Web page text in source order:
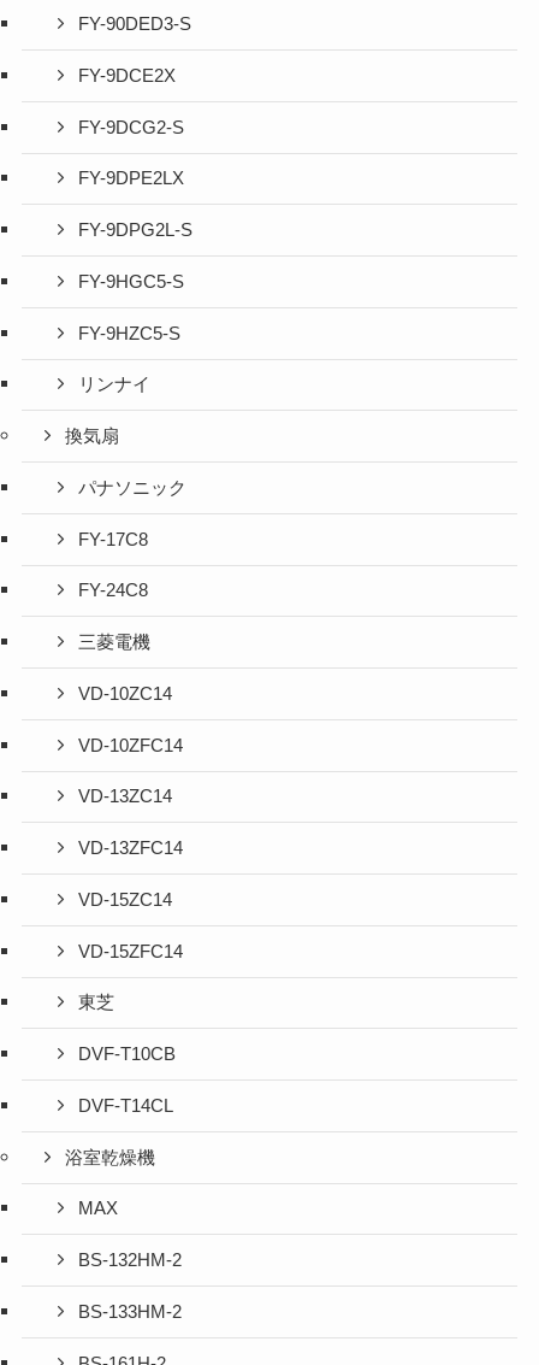
FY-90DED3-S
FY-9DCE2X
FY-9DCG2-S
FY-9DPE2LX
FY-9DPG2L-S
FY-9HGC5-S
FY-9HZC5-S
リンナイ
換気扇
パナソニック
FY-17C8
FY-24C8
三菱電機
VD-10ZC14
VD-10ZFC14
VD-13ZC14
VD-13ZFC14
VD-15ZC14
VD-15ZFC14
東芝
DVF-T10CB
DVF-T14CL
浴室乾燥機
MAX
BS-132HM-2
BS-133HM-2